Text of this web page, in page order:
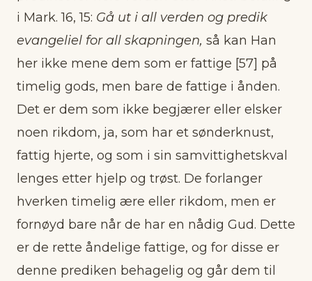
i Mark. 16, 15: Gå ut i all verden og predik
evangeliel for all skapningen, så kan Han
her ikke mene dem som er fattige [57] på
timelig gods, men bare de fattige i ånden.
Det er dem som ikke begjærer eller elsker
noen rikdom, ja, som har et sønderknust,
fattig hjerte, og som i sin samvittighetskval
lenges etter hjelp og trøst. De forlanger
hverken timelig ære eller rikdom, men er
fornøyd bare når de har en nådig Gud. Dette
er de rette åndelige fattige, og for disse er
denne prediken behagelig og går dem til